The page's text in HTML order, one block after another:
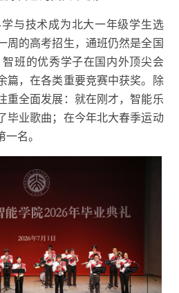
与技术成为北大一年级学生选
周的高考招生，通班仍然是全国
智班的优秀学子在国内外顶尖会
篇，在各类重要竞赛中获奖。除
重全面发展：就在刚才，智能乐
毕业歌曲；在今年北大春季运动
名。